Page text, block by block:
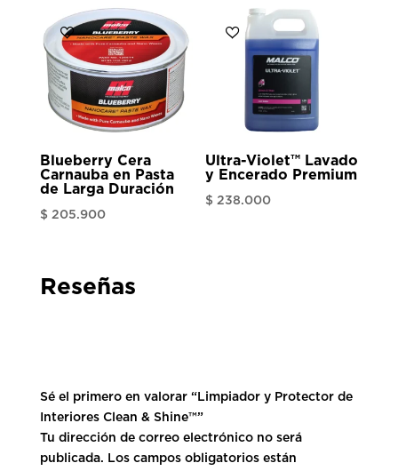
Blueberry Cera
Carnauba en Pasta
de Larga Duración
$ 205.900
Ultra-Violet™ Lavado
y Encerado Premium
$ 238.000
Reseñas
Sé el primero en valorar “Limpiador y Protector de
Interiores Clean & Shine™”
Tu dirección de correo electrónico no será
publicada. Los campos obligatorios están